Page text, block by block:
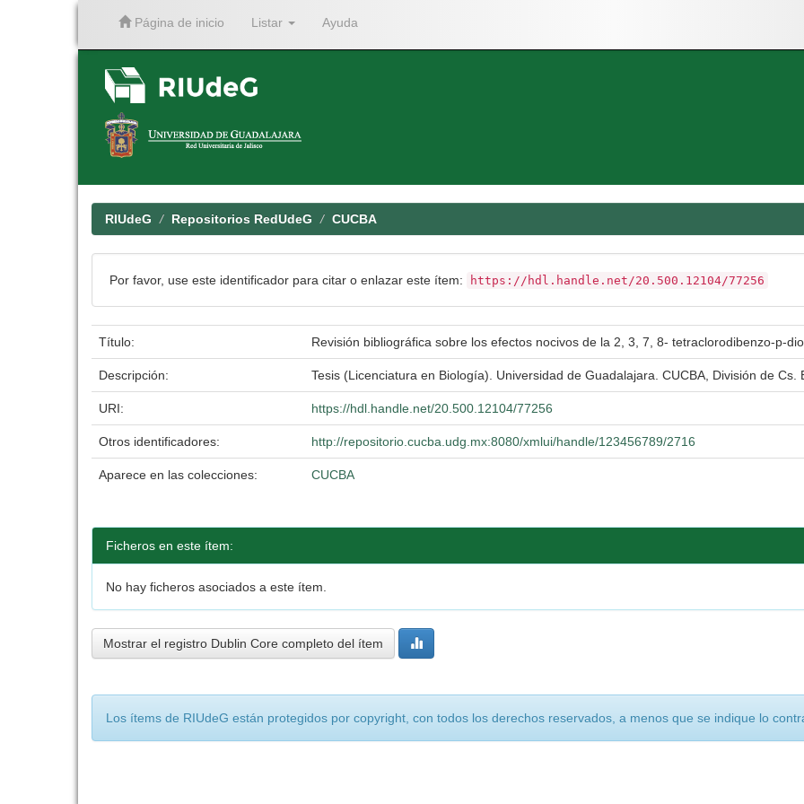
Página de inicio Listar Ayuda
RIUdeG Repositorios RedUdeG CUCBA
Por favor, use este identificador para citar o enlazar este ítem: https://hdl.handle.net/20.500.12104/77256
Título: Revisión bibliográfica sobre los efectos nocivos de la 2, 3, 7, 8- tetraclorodibenzo-p-
Descripción: Tesis (Licenciatura en Biología). Universidad de Guadalajara. CUCBA, División de Cs.
URI: https://hdl.handle.net/20.500.12104/77256
Otros identificadores: http://repositorio.cucba.udg.mx:8080/xmlui/handle/123456789/2716
Aparece en las colecciones: CUCBA
Ficheros en este ítem:
No hay ficheros asociados a este ítem.
Mostrar el registro Dublin Core completo del ítem
Los ítems de RIUdeG están protegidos por copyright, con todos los derechos reservados, a menos que se indique lo